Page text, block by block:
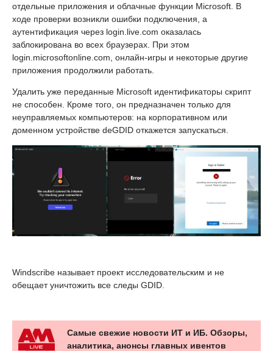
отдельные приложения и облачные функции Microsoft. В
ходе проверки возникли ошибки подключения, а
аутентификация через login.live.com оказалась
заблокирована во всех браузерах. При этом
login.microsoftonline.com, онлайн-игры и некоторые другие
приложения продолжили работать.
Удалить уже переданные Microsoft идентификаторы скрипт
не способен. Кроме того, он предназначен только для
неуправляемых компьютеров: на корпоративном или
доменном устройстве deGDID откажется запускаться.
Windscribe называет проект исследовательским и не
обещает уничтожить все следы GDID.
Самые свежие новости ИТ и ИБ. Обзоры,
аналитика, анонсы главных ивентов